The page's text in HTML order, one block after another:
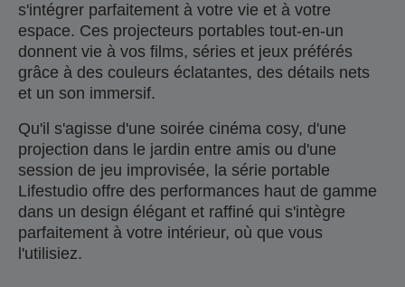
s'intégrer parfaitement à votre vie et à votre
espace. Ces projecteurs portables tout-en-un
donnent vie à vos films, séries et jeux préférés
grâce à des couleurs éclatantes, des détails nets
et un son immersif.
Qu'il s'agisse d'une soirée cinéma cosy, d'une
projection dans le jardin entre amis ou d'une
session de jeu improvisée, la série portable
Lifestudio offre des performances haut de gamme
dans un design élégant et raffiné qui s'intègre
parfaitement à votre intérieur, où que vous
l'utilisiez.